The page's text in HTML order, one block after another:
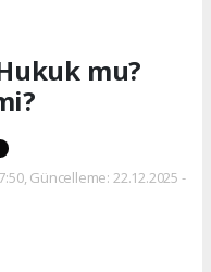
mu?
Güncelleme: 22.12.2025 -